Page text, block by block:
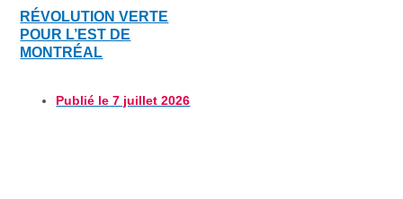
RÉVOLUTION VERTE
POUR L’EST DE
MONTRÉAL
Publié le 7 juillet 2026